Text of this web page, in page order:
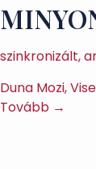
szinkronizált,
Duna Mozi,
Tovább →